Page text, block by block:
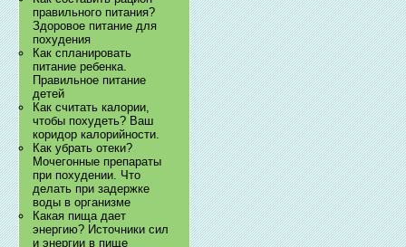
правильного питания?
Здоровое питание для
похудения
Как спланировать
питание ребенка.
Правильное питание
детей
Как считать калории,
чтобы похудеть? Ваш
коридор калорийности.
Как убрать отеки?
Мочегонные препараты
при похудении. Что
делать при задержке
воды в организме
Какая пища дает
энергию? Источники сил
и энергии в пище